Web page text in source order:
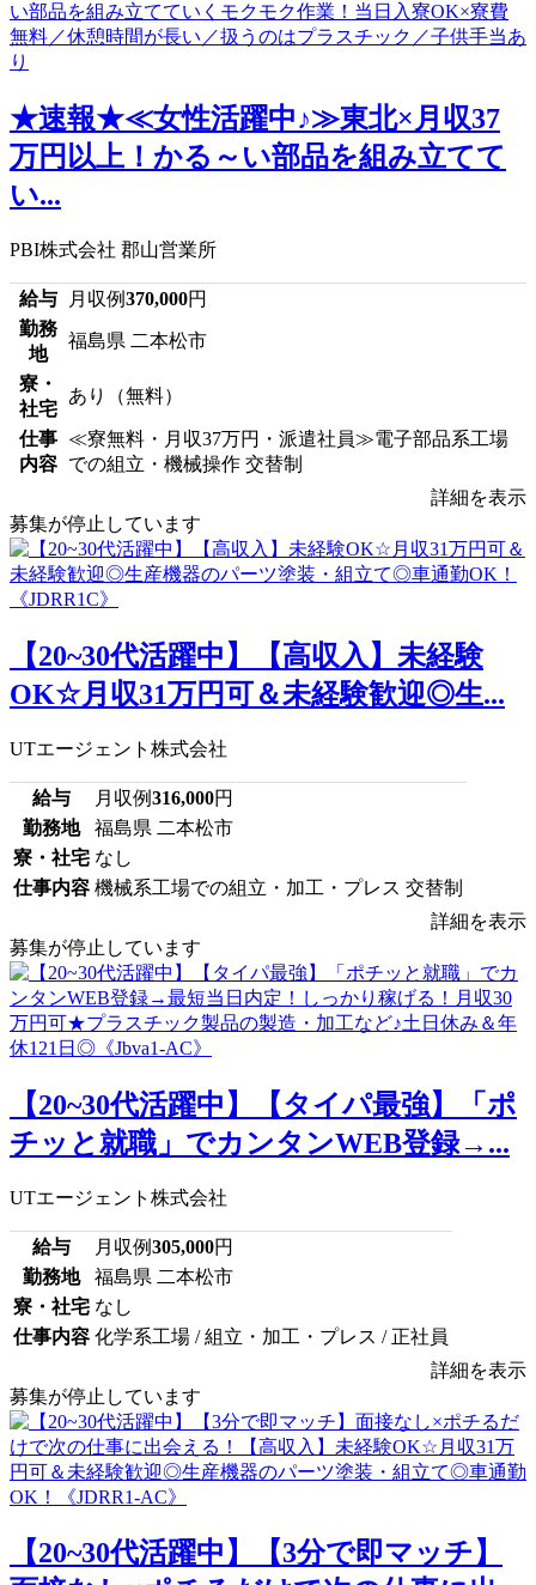
★速報★≪女性活躍中♪≫東北×月収37
万円以上！かる～い部品を組み立てて
い...
PBI株式会社 郡山営業所
給与 月収例370,000円
勤務
地
福島県 二本松市
寮・
社宅
あり（無料）
仕事
内容
≪寮無料・月収37万円・派遣社員≫電子部品系工場
での組立・機械操作 交替制
詳細を表示
募集が停止しています
【20~30代活躍中】【高収入】未経験
OK☆月収31万円可＆未経験歓迎◎生...
UTエージェント株式会社
給与 月収例316,000円
勤務地
福島県 二本松市
寮・社宅 なし
仕事内容 機械系工場での組立・加工・プレス 交替制
詳細を表示
募集が停止しています
【20~30代活躍中】【タイパ最強】「ポ
チッと就職」でカンタンWEB登録→...
UTエージェント株式会社
給与 月収例305,000円
勤務地
福島県 二本松市
寮・社宅 なし
仕事内容 化学系工場 / 組立・加工・プレス / 正社員
詳細を表示
募集が停止しています
【20~30代活躍中】【3分で即マッチ】